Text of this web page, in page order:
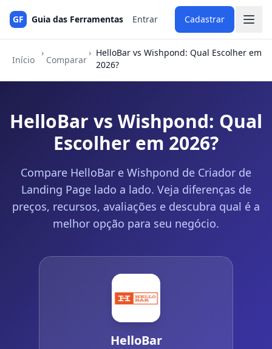
GF Guia das Ferramentas Entrar Cadastrar
Início
›
Comparar
› HelloBar vs Wishpond: Qual Escolher em
2026?
HelloBar vs Wishpond: Qual
Escolher em 2026?
Compare HelloBar e Wishpond de Criador de
Landing Page lado a lado. Veja diferenças de
preços, recursos, avaliações e descubra qual é a
melhor opção para seu negócio.
HelloBar